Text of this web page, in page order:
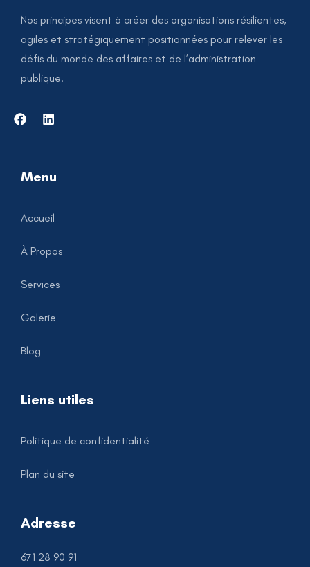
Nos principes visent à créer des organisations résilientes,
agiles et stratégiquement positionnées pour relever les
défis du monde des affaires et de l’administration
publique.
Menu
Accueil
À Propos
Services
Galerie
Blog
Liens utiles
Politique de confidentialité
Plan du site
Adresse
671 28 90 91